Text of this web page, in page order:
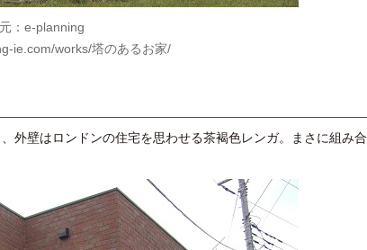
：e-planning
ie.com/works/塔のあるお家/
外壁はロンドンの住宅を思わせる茶褐色レンガ。まさに組み合